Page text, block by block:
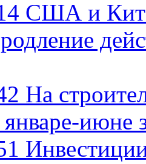
США и
На
июне